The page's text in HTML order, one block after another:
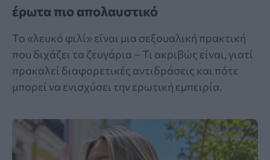
έρωτα πιο απολαυστικό
Το «λευκό φιλί» είναι μια σεξουαλική πρακτική
που διχάζει τα ζευγάρια – Τι ακριβώς είναι, γιατί
προκαλεί διαφορετικές αντιδράσεις και πότε
μπορεί να ενισχύσει την ερωτική εμπειρία.